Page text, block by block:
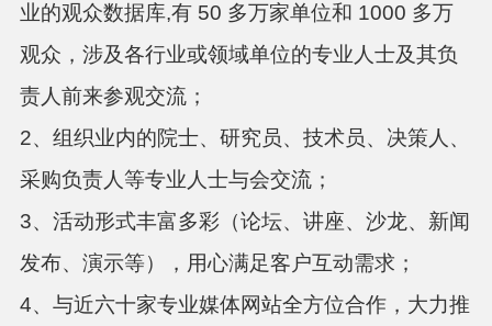
业的观众数据库,有 50 多万家单位和 1000 多万
观众，涉及各行业或领域单位的专业人士及其负
责人前来参观交流；
2、组织业内的院士、研究员、技术员、决策人、
采购负责人等专业人士与会交流；
3、活动形式丰富多彩（论坛、讲座、沙龙、新闻
发布、演示等），用心满足客户互动需求；
4、与近六十家专业媒体网站全方位合作，大力推